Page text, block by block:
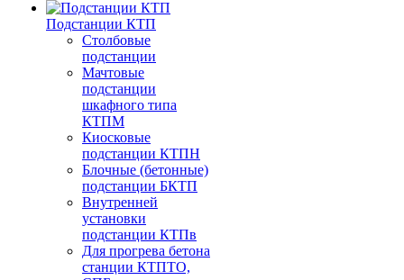
Подстанции КТП
Столбовые
подстанции
Мачтовые
подстанции
шкафного типа
КТПМ
Киосковые
подстанции КТПН
Блочные (бетонные)
подстанции БКТП
Внутренней
установки
подстанции КТПв
Для прогрева бетона
станции КТПТО,